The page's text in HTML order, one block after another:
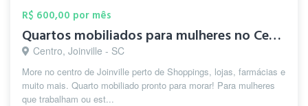
R$ 600,00 por mês
Quartos mobiliados para mulheres no Cent...
Centro, Joinville - SC
More no centro de Joinville perto de Shoppings, lojas, farmácias e
muito mais. Quarto mobiliado pronto para morar! Para mulheres
que trabalham ou est...